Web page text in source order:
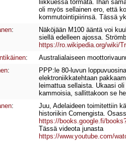
liikkuessa törmätä. Ihan
oli myös sellainen ero, että
kommutointipiirinsä. Tässä
:
Näköjään M100 ääntä voi
siellä edelleen ajossa.
https://ro.wikipedia.org/wiki/
:
Australialaiseen
:
PPP:le 80-luvun
elektroniikkatehtaan
leimattua sellaista. Ukaasi
kammoisia, sallittakoon se
:
Juu, Adelaideen toimitettiin
historiikin Comengista.
https://books.google.fi/
Tässä videota junasta
https://www.youtube.com/